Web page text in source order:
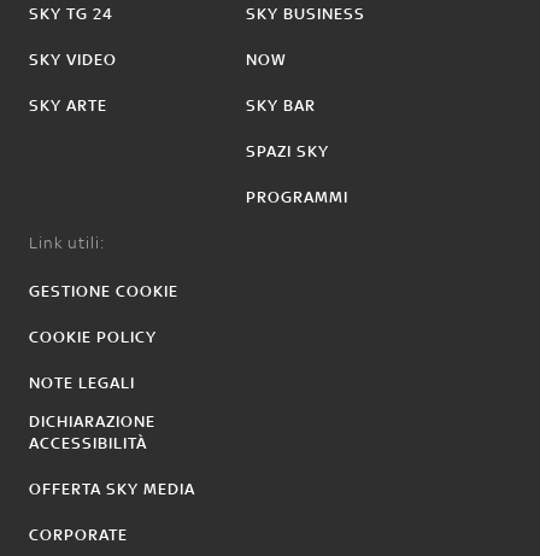
SKY TG 24
SKY VIDEO
SKY ARTE
SKY BUSINESS
NOW
SKY BAR
SPAZI SKY
PROGRAMMI
Link utili:
GESTIONE COOKIE
COOKIE POLICY
NOTE LEGALI
DICHIARAZIONE
ACCESSIBILITÀ
OFFERTA SKY MEDIA
CORPORATE